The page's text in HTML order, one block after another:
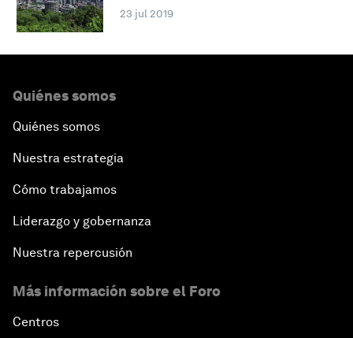
23 jul 2019
Quiénes somos
Quiénes somos
Nuestra estrategia
Cómo trabajamos
Liderazgo y gobernanza
Nuestra repercusión
Más información sobre el Foro
Centros